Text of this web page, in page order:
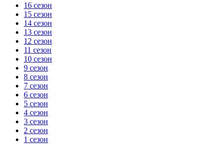
16 сезон
15 сезон
14 сезон
13 сезон
12 сезон
11 сезон
10 сезон
9 сезон
8 сезон
7 сезон
6 сезон
5 сезон
4 сезон
3 сезон
2 сезон
1 сезон